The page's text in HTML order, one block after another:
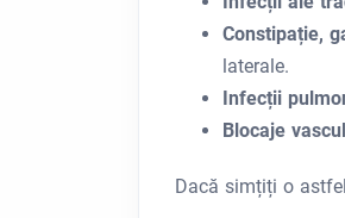
Constipație,
laterale.
Infecții
Blocaje
Dacă simțiți o